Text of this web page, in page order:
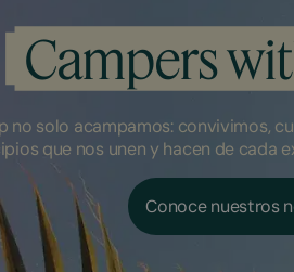
Campers
no solo acampamos: convivimos,
que nos unen y hacen de cada
Conoce nuestros